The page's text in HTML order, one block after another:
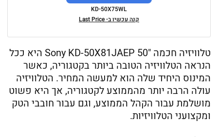
KD-50X75WL
קנה עכשיו ב- Last Price
טלוויזיה חכמה "50 Sony KD-50X81JAEP היא ככל
הנראה הטלוויזיה הטובה ביותר בקטגוריה, כאשר
המינוס היחיד שלה הוא למעשה המחיר. הטלוויזיה
עולה הרבה יותר מהממוצע לקטגוריה, אך היא פשוט
מושלמת עבור הקהל הממוצע, וגם עבור חובבי הטק
ומקצועני הטלוויזיות.